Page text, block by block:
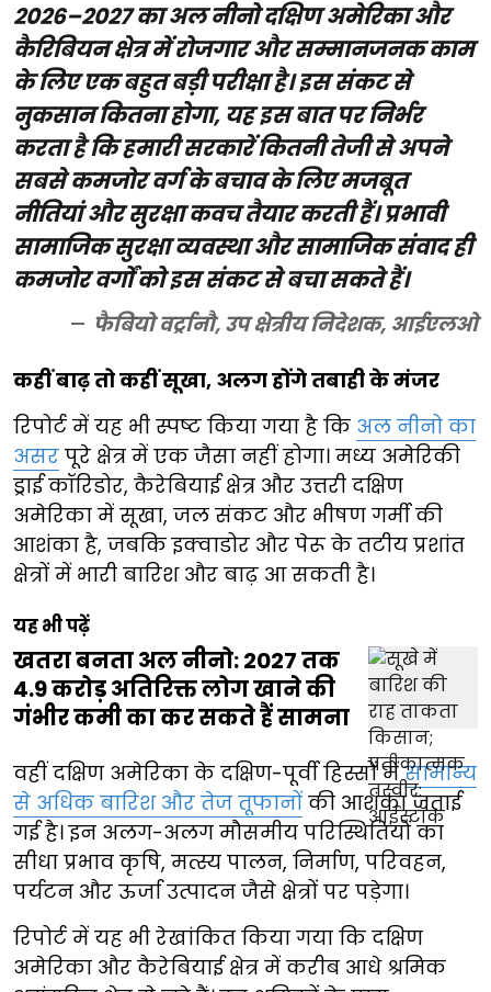
2026–2027 का अल नीनो दक्षिण अमेरिका और
कैरिबियन क्षेत्र में रोजगार और सम्मानजनक काम
के लिए एक बहुत बड़ी परीक्षा है। इस संकट से
नुकसान कितना होगा, यह इस बात पर निर्भर
करता है कि हमारी सरकारें कितनी तेजी से अपने
सबसे कमजोर वर्ग के बचाव के लिए मजबूत
नीतियां और सुरक्षा कवच तैयार करती हैं। प्रभावी
सामाजिक सुरक्षा व्यवस्था और सामाजिक संवाद ही
कमजोर वर्गों को इस संकट से बचा सकते हैं।
फैबियो वर्ट्रानौ, उप क्षेत्रीय निदेशक, आईएलओ
कहीं बाढ़ तो कहीं सूखा, अलग होंगे तबाही के मंजर
रिपोर्ट में यह भी स्पष्ट किया गया है कि अल नीनो का
असर पूरे क्षेत्र में एक जैसा नहीं होगा। मध्य अमेरिकी
ड्राई कॉरिडोर, कैरेबियाई क्षेत्र और उत्तरी दक्षिण
अमेरिका में सूखा, जल संकट और भीषण गर्मी की
आशंका है, जबकि इक्वाडोर और पेरू के तटीय प्रशांत
क्षेत्रों में भारी बारिश और बाढ़ आ सकती है।
यह भी पढ़ें
खतरा बनता अल नीनो: 2027 तक
4.9 करोड़ अतिरिक्त लोग खाने की
गंभीर कमी का कर सकते हैं सामना
वहीं दक्षिण अमेरिका के दक्षिण-पूर्वी हिस्सों मेंसामान्य
से अधिक बारिश और तेज तूफानों की आशंका जताई
गई है। इन अलग-अलग मौसमीय परिस्थितियों का
सीधा प्रभाव कृषि, मत्स्य पालन, निर्माण, परिवहन,
पर्यटन और ऊर्जा उत्पादन जैसे क्षेत्रों पर पड़ेगा।
रिपोर्ट में यह भी रेखांकित किया गया कि दक्षिण
अमेरिका और कैरेबियाई क्षेत्र में करीब आधे श्रमिक